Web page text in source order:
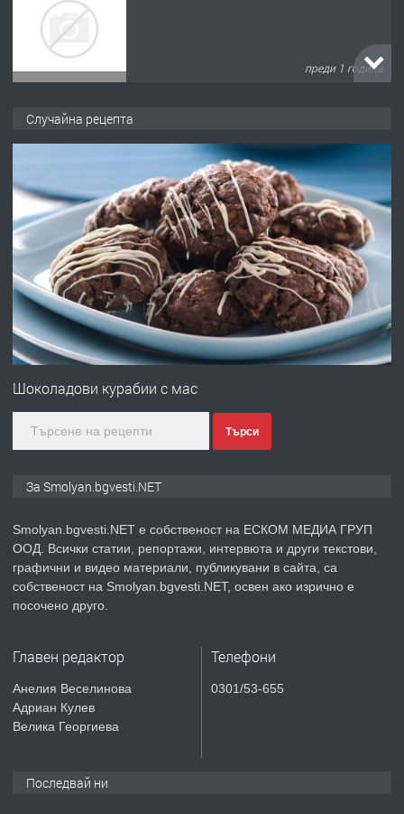
преди 2 години
НЕГОВОТО КАЧЕСТВО
преди 2 години
ПРЕДЛАГА Имот в Северна Гърция, до Кавала
преди 2 години
ПРЕДЛАГА Иглолистни Пелети клас А1
преди 2 години
ТЪРСИ Търсят се строителни работници
ПРЕДЛАГА
Случайна рецепта
Шоколадови курабии с мас
Търси
За Smolyan.bgvesti.NET
Smolyan.bgvesti.NET е собственост на ЕСКОМ МЕДИА ГРУП
ООД. Всички статии, репортажи, интервюта и други текстови,
графични и видео материали, публикувани в сайта, са
собственост на Smolyan.bgvesti.NET, освен ако изрично е
посочено друго.
Главен редактор
Анелия Веселинова
Адриан Кулев
Велика Георгиева
Телефони
0301/53-655
Последвай ни